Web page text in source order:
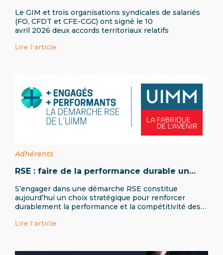
formation professionnelle en Ile-de-France
Le GIM et trois organisations syndicales de salariés
(FO, CFDT et CFE-CGC) ont signé le 10
avril 2026 deux accords territoriaux relatifs
Lire l’article
Adhérents
RSE : faire de la performance durable un
S’engager dans une démarche RSE constitue
aujourd’hui un choix stratégique pour renforcer
durablement la performance et la compétitivité des
Lire l’article